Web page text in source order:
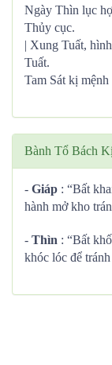
Ngày Thìn lục
Thủy cục.
| Xung Tuất,
Tuất.
Tam Sát kị
Bành Tổ Bách
- Giáp : “Bất
hành mở kho
- Thìn : “Bất
khóc lóc để